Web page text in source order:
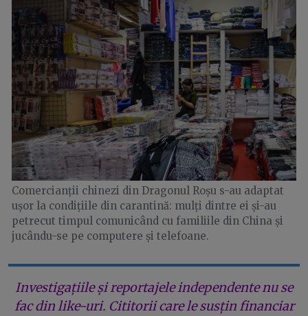
Comercianții chinezi din Dragonul Roșu s-au adaptat
ușor la condițiile din carantină: mulți dintre ei și-au
petrecut timpul comunicând cu familiile din China și
jucându-se pe computere și telefoane.
Investigațiile și reportajele independente nu se
fac din like-uri. Cititorii care le susțin financiar